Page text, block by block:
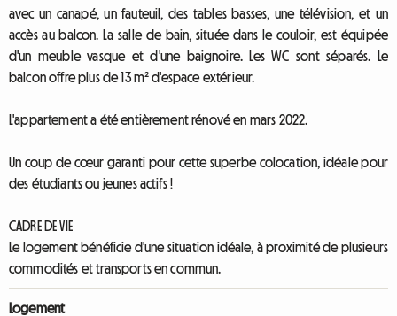
avec un canapé, un fauteuil, des tables basses, une télévision, et un
accès au balcon. La salle de bain, située dans le couloir, est équipée
d'un meuble vasque et d'une baignoire. Les WC sont séparés. Le
balcon offre plus de 13 m² d'espace extérieur.
L'appartement a été entièrement rénové en mars 2022.
Un coup de cœur garanti pour cette superbe colocation, idéale pour
des étudiants ou jeunes actifs !
CADRE DE VIE
Le logement bénéficie d'une situation idéale, à proximité de plusieurs
commodités et transports en commun.
Logement